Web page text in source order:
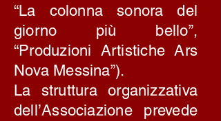
“La colonna sonora del
giorno più bello”,
“Produzioni Artistiche Ars
Nova Messina”).
La struttura organizzativa
dell’Associazione prevede